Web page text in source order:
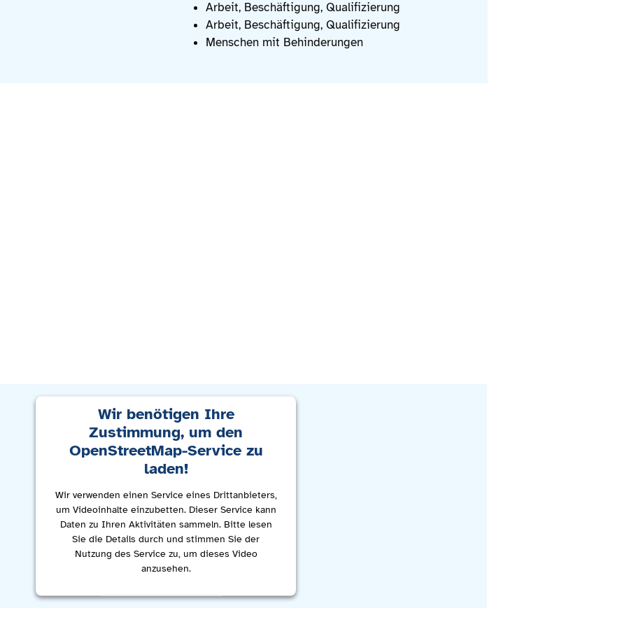
Arbeit, Beschäftigung, Qualifizierung
Arbeit, Beschäftigung, Qualifizierung
Menschen mit Behinderungen
Wir benötigen Ihre
Zustimmung, um den
OpenStreetMap-Service zu
laden!
Wir verwenden einen Service eines Drittanbieters,
um Videoinhalte einzubetten. Dieser Service kann
Daten zu Ihren Aktivitäten sammeln. Bitte lesen
Sie die Details durch und stimmen Sie der
Nutzung des Service zu, um dieses Video
anzusehen.